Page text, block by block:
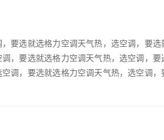
要选就选格力空调天气热，选空调，要选
，要选就选格力空调天气热，选空调，要
调，要选就选格力空调天气热，选空调，